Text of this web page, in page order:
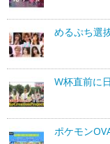
めるぷち選
W杯直前に
ポケモン